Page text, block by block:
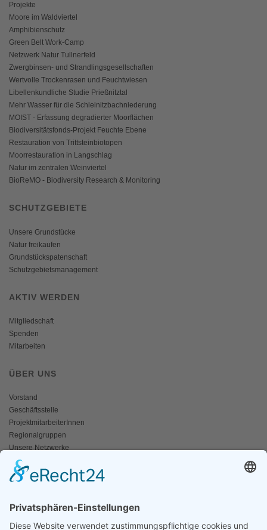
Projekte
Moore im Waldviertel
Amphibienschutz
Green Belt Work-Camp
Netzwerk Natur Tullnerfeld
Zwergbinsen- und Strandlingsgesellschaften
Wertvolle Trockenrasen und Feuchtwiesen
Libellenkundliche Studie Prießnitztal
Mehr Wasser für die Schleinitzbachniederung
MOIST - Erfassung degradierter Moorflächen
Biodiversitätsfonds-Projekt Feuchte Ebene
Restauration von Trittsteinbiotopen
Moorrestauration in Langschlag
Natur im zentralen Weinviertel
BioReMO - Biodiversity Research & Monitoring
SCHUTZGEBIETE
Unsere Grundstücke
Natur freikaufen
Grundstückspatenschaft
Schutzgebietsmanagement
AKTIV WERDEN
Mitgliedschaft
Spenden
Mitarbeiten
ÜBER UNS
Vorstand
Geschäftsstelle
ProjektmitarbeiterInnen
Regionalgruppen
Unsere Netzwerke
Historisches
Impressum/Kontakt
Naturschutz bunt